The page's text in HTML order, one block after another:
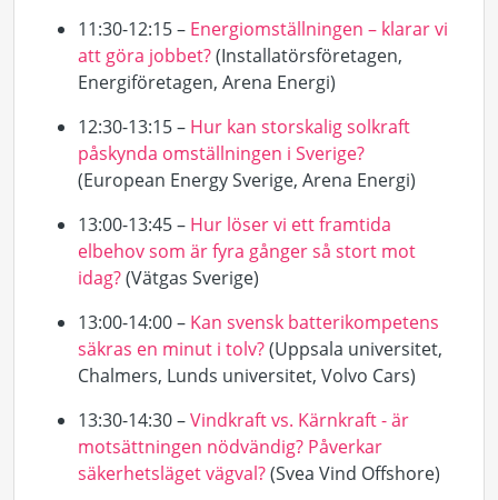
11:30-12:15– Energiomställningen – klarar vi
att göra jobbet?(Installatörsföretagen,
Energiföretagen, Arena Energi)
12:30-13:15 – Hur kan storskalig solkraft
påskynda omställningen i Sverige?
(European Energy Sverige, Arena Energi)
13:00-13:45 – Hur löser vi ett framtida
elbehov som är fyra gånger så stort mot
idag?(Vätgas Sverige)
13:00-14:00 – Kan svensk batterikompetens
säkras en minut i tolv?(Uppsala universitet,
Chalmers, Lunds universitet, Volvo Cars)
13:30-14:30 –Vindkraft vs. Kärnkraft - är
motsättningen nödvändig? Påverkar
säkerhetsläget vägval?(Svea Vind Offshore)